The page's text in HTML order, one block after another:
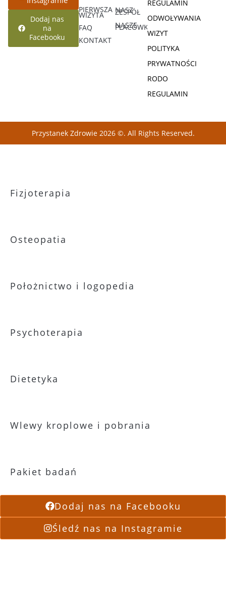
Dodaj nas
na
Facebooku
PIERWSZA
WIZYTA
FAQ
KONTAKT
NASZ
ZESPÓŁ
NASZE
PLACÓWKI
REGULAMIN
ODWOŁYWANIA
WIZYT
POLITYKA
PRYWATNOŚCI
RODO
REGULAMIN
Przystanek Zdrowie 2026 ©. All Rights Reserved.
Fizjoterapia
Osteopatia
Położnictwo i logopedia
Psychoterapia
Dietetyka
Wlewy kroplowe i pobrania
Pakiet badań
Dodaj nas na Facebooku
Śledź nas na Instagramie